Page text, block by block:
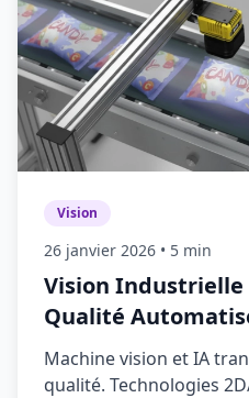
Vision
26 janvier 2026 • 5 min
Vision
Qualité
Machine vision et IA
qualité. Technologies